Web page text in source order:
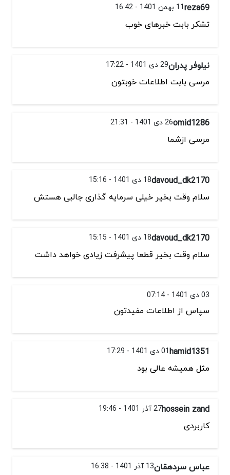
reza6911 بهمن 1401 - 16:42
تشکر بابت خبرهای خوب
نیلوفر پدران29 دی 1401 - 17:22
مرسی بابت اطلاعات خوبتون
omid128626 دی 1401 - 21:31
مرسی ازشما
davoud_dk217018 دی 1401 - 15:16
سلام وقت بخیر خیلی سرمایه گذاری جالبی هستش
davoud_dk217018 دی 1401 - 15:15
سلام وقت بخیر قطعا پیشرفت زیادی خواهد داشت
03 دی 1401 - 07:14
سپاس از اطلاعات مفیدتون
hamid135101 دی 1401 - 17:29
مثل همیشه عالی بود
hossein zand27 آذر 1401 - 19:46
کاربردی
عباس سردهقان13 آذر 1401 - 16:38